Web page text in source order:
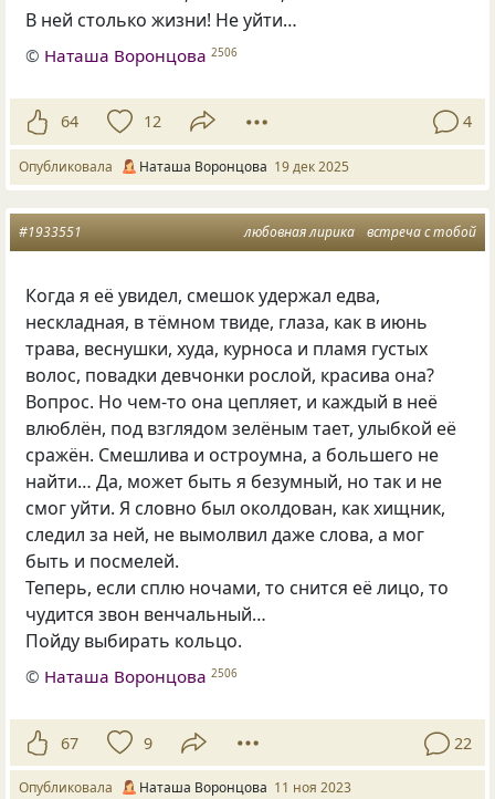
В ней столько жизни! Не уйти…
© Наташа Воронцова 2506
64 12 4
Опубликовала Наташа Воронцова 19 дек 2025
любовная лирика встреча с тобой
#1933551
Когда я её увидел, смешок удержал едва,
нескладная, в тёмном твиде, глаза, как в июнь
трава, веснушки, худа, курноса и пламя густых
волос, повадки девчонки рослой, красива она?
Вопрос. Но чем-то она цепляет, и каждый в неё
влюблён, под взглядом зелёным тает, улыбкой её
сражён. Смешлива и остроумна, а большего не
найти… Да, может быть я безумный, но так и не
смог уйти. Я словно был околдован, как хищник,
следил за ней, не вымолвил даже слова, а мог
быть и посмелей.
Теперь, если сплю ночами, то снится её лицо, то
чудится звон венчальный…
Пойду выбирать кольцо.
© Наташа Воронцова 2506
67 9 22
Опубликовала Наташа Воронцова 11 ноя 2023